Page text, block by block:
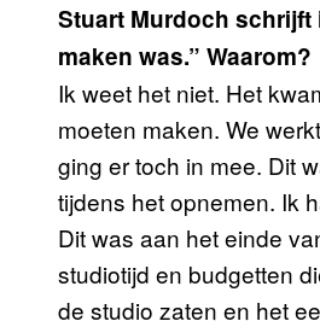
Stuart Murdoch schrijft
maken was.” Waarom?
Ik weet het niet. Het
moeten maken. We
ging er toch in mee. Dit
tijdens het opnemen. Ik
Dit was aan het einde
studiotijd en budgetten
de studio zaten en het